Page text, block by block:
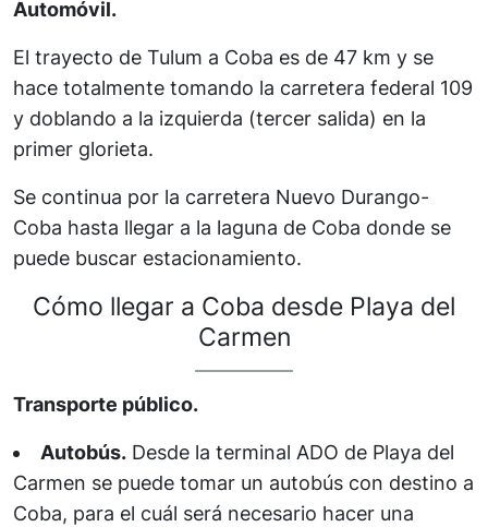
Automóvil.
El trayecto de Tulum a Coba es de 47 km y se
hace totalmente tomando la carretera federal 109
y doblando a la izquierda (tercer salida) en la
primer glorieta.
Se continua por la carretera Nuevo Durango-
Coba hasta llegar a la laguna de Coba donde se
puede buscar estacionamiento.
Cómo llegar a Coba desde Playa del
Carmen
Transporte público.
Autobús.Desde la terminal ADO de Playa del
Carmen se puede tomar un autobús con destino a
Coba, para el cuál será necesario hacer una